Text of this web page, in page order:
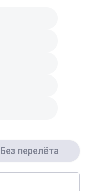
Без перелёта